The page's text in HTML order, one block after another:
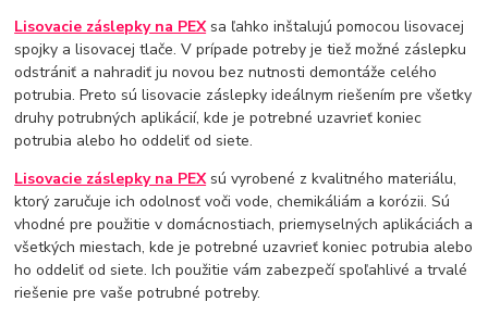
Lisovacie záslepky na PEXsa ľahko inštalujú pomocou lisovacej
spojky a lisovacej tlače. V prípade potreby je tiež možné záslepku
odstrániť a nahradiť ju novou bez nutnosti demontáže celého
potrubia. Preto sú lisovacie záslepky ideálnym riešením pre všetky
druhy potrubných aplikácií, kde je potrebné uzavrieť koniec
potrubia alebo ho oddeliť od siete.
Lisovacie záslepky na PEXsú vyrobené z kvalitného materiálu,
ktorý zaručuje ich odolnosť voči vode, chemikáliám a korózii. Sú
vhodné pre použitie v domácnostiach, priemyselných aplikáciách a
všetkých miestach, kde je potrebné uzavrieť koniec potrubia alebo
ho oddeliť od siete. Ich použitie vám zabezpečí spoľahlivé a trvalé
riešenie pre vaše potrubné potreby.